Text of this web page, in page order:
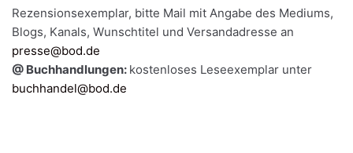
Rezensionsexemplar, bitte Mail mit Angabe des Mediums,
Blogs, Kanals, Wunschtitel und Versandadresse an
presse@bod.de
@ Buchhandlungen: kostenloses Leseexemplar unter
buchhandel@bod.de